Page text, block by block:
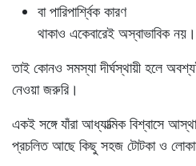
বা পারিপার্শ্বিক কারণ
থাকাও একেবারেই অস্বাভাবিক নয়।
তাই কোনও সমস্যা দীর্ঘস্থায়ী হলে
নেওয়া জরুরি।
একই সঙ্গে যাঁরা আধ্যাত্মিক বিশ্বাসে
প্রচলিত আছে কিছু সহজ টোটকা ও